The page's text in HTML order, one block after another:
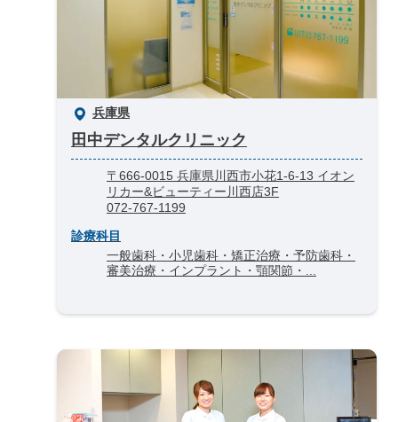
兵庫県
田中デンタルクリニック
〒666-0015 兵庫県川西市小花1-6-13 イオン
リカー&ビューティー川西店3F
072-767-1199
診療科目
一般歯科・小児歯科・矯正治療・予防歯科・
審美治療・インプラント・顎関節・...